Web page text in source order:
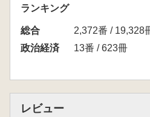
ランキング
総合
2,372番 / 19,328
政治経済
13番 / 623冊
レビュー